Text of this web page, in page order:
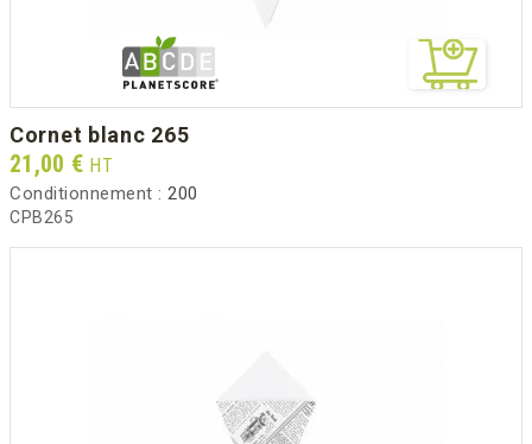
cornet blanc 265
Prix
21,00 € HT
Conditionnement : 200
CPB265